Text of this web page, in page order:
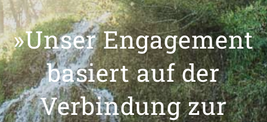
»Unser Engagement
basiert auf der
Verbindung zur